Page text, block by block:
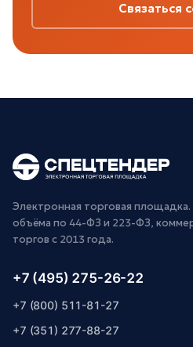
Связаться
Электронная торговая
объёма по 44-ФЗ и 223-ФЗ,
торгов с 2013 года.
+7 (495) 275-26-22
+7 (800) 511-81-27
+7 (351) 277-88-27